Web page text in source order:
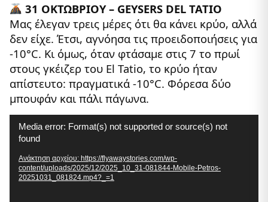
31 ΟΚΤΩΒΡΙΟΥ – GEYSERS DEL TATIO
Μας έλεγαν τρεις μέρες ότι θα κάνει κρύο, αλλά
δεν είχε. Έτσι, αγνόησα τις προειδοποιήσεις για
-10°C. Κι όμως, όταν φτάσαμε στις 7 το πρωί
στους γκέιζερ του El Tatio, το κρύο ήταν
απίστευτο: πραγματικά -10°C. Φόρεσα δύο
μπουφάν και πάλι πάγωνα.
Πρόγραμμα
Αναπαραγωγής
Βίντεο
Media error: Format(s) not supported or source(s) not
found
Ανάκτηση αρχείου: https://flyawaystories.com/wp-
content/uploads/2025/12/2025_10_31-081844-Mobile-Petros-
20251031_081824.mp4?_=1